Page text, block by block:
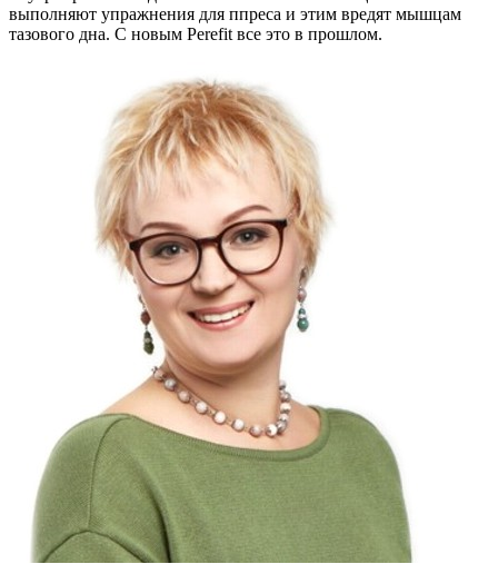
выполняют упражнения для ппреса и этим вредят мышцам
тазового дна. С новым Perefit все это в прошлом.